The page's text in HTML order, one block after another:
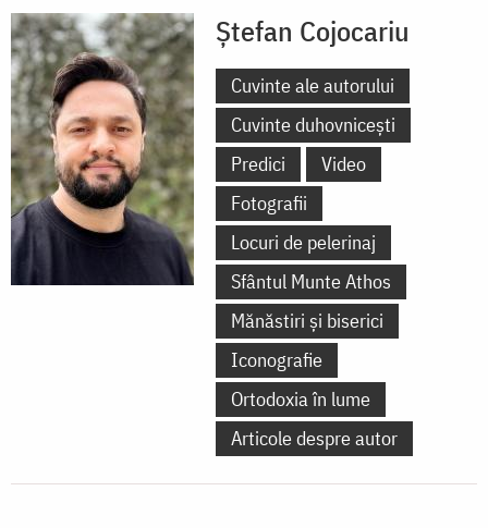
Ștefan Cojocariu
Cuvinte ale autorului
Cuvinte duhovnicești
Predici
Video
Fotografii
Locuri de pelerinaj
Sfântul Munte Athos
Mănăstiri și biserici
Iconografie
Ortodoxia în lume
Articole despre autor